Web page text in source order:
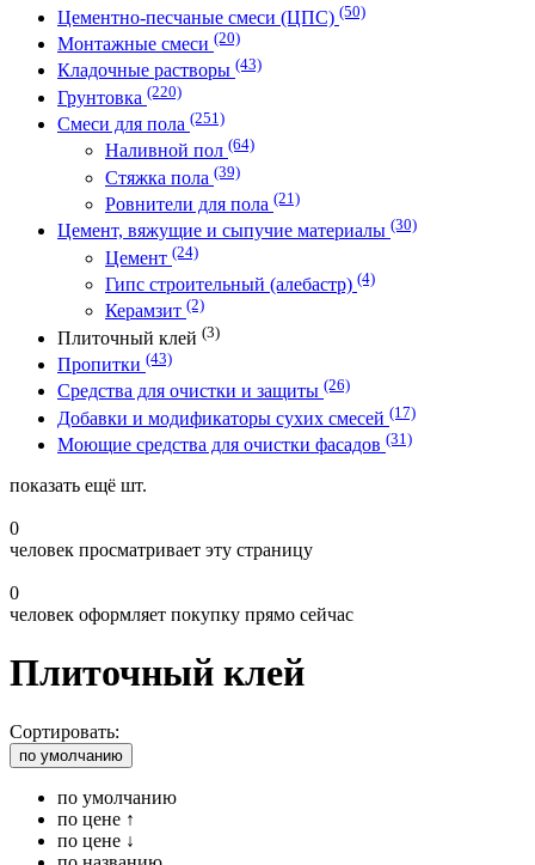
Цементно-песчаные смеси (ЦПС) (50)
Монтажные смеси (20)
Кладочные растворы (43)
Грунтовка (220)
Смеси для пола (251)
Наливной пол (64)
Стяжка пола (39)
Ровнители для пола (21)
Цемент, вяжущие и сыпучие материалы (30)
Цемент (24)
Гипс строительный (алебастр) (4)
Керамзит (2)
Плиточный клей (3)
Пропитки (43)
Средства для очистки и защиты (26)
Добавки и модификаторы сухих смесей (17)
Моющие средства для очистки фасадов (31)
показать ещё шт.
0
человек просматривает эту страницу
0
человек оформляет покупку прямо сейчас
Плиточный клей
Сортировать:
по умолчанию
по умолчанию
по цене ↑
по цене ↓